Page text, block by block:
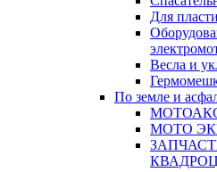
Для
Весла и
По земле и
МОТО